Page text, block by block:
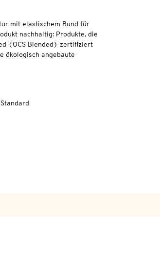
mit elastischem Bund für
nachhaltig: Produkte, die
(OCS Blended) zertifiziert
ökologisch angebaute